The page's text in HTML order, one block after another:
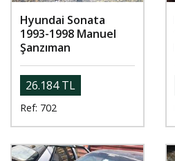
Hyundai Sonata
1993-1998 Manuel
Şanzıman
26.184 TL
Ref: 702